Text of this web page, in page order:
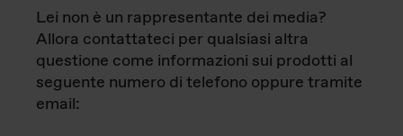
Lei non è un rappresentante dei media?
Allora contattateci per qualsiasi altra
questione come informazioni sui prodotti al
seguente numero di telefono oppure tramite
email: